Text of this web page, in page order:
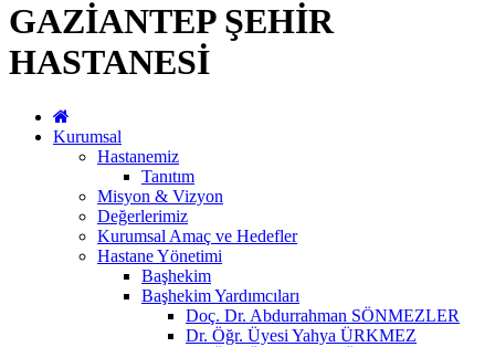
GAZİANTEP ŞEHİR
HASTANESİ
Kurumsal
Hastanemiz
Tanıtım
Misyon & Vizyon
Değerlerimiz
Kurumsal Amaç ve Hedefler
Hastane Yönetimi
Başhekim
Başhekim Yardımcıları
Doç. Dr. Abdurrahman SÖNMEZLER
Dr. Öğr. Üyesi Yahya ÜRKMEZ